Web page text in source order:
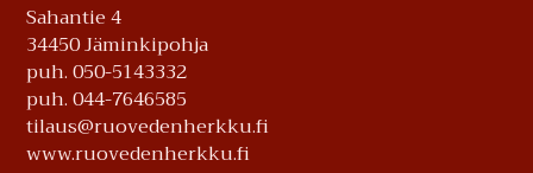
Sahantie 4
34450 Jäminkipohja
puh. 050-5143332
puh. 044-7646585
tilaus@ruovedenherkku.fi
www.ruovedenherkku.fi